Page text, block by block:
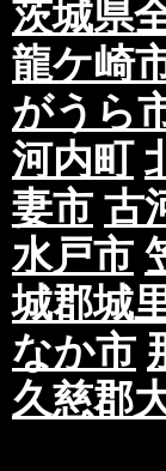
茨城県
龍ケ崎
がうら
河内町
妻市 古
水戸市
城郡城
なか市
久慈郡